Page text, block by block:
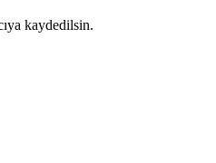
kaydedilsin.